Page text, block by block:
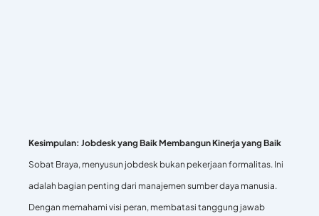
Kesimpulan: Jobdesk yang Baik Membangun Kinerja yang Baik
Sobat Braya, menyusun jobdesk bukan pekerjaan formalitas. Ini
adalah bagian penting dari manajemen sumber daya manusia.
Dengan memahami visi peran, membatasi tanggung jawab